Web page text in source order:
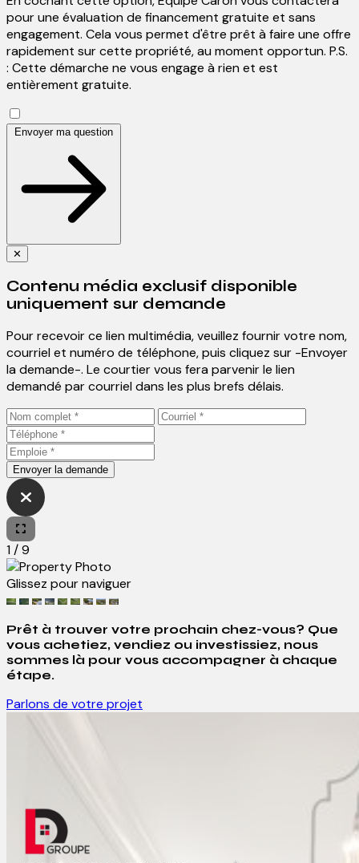
pour une évaluation de financement gratuite et sans
engagement. Cela vous permet d'être prêt à faire une offre
rapidement sur cette propriété, au moment opportun. P.S.
: Cette démarche ne vous engage à rien et est
entièrement gratuite.
Envoyer ma question
Close
✕
Contenu média exclusif disponible
uniquement sur demande
Pour recevoir ce lien multimédia, veuillez fournir votre nom,
courriel et numéro de téléphone, puis cliquez sur -Envoyer
la demande-. Le courtier vous fera parvenir le lien
demandé par courriel dans les plus brefs délais.
Envoyer la demande
1 /9
Glissez pour naviguer
Prêt à trouver votre prochain chez-vous? Que
vous achetiez, vendiez ou investissiez, nous
sommes là pour vous accompagner à chaque
étape.
Parlons de votre projet